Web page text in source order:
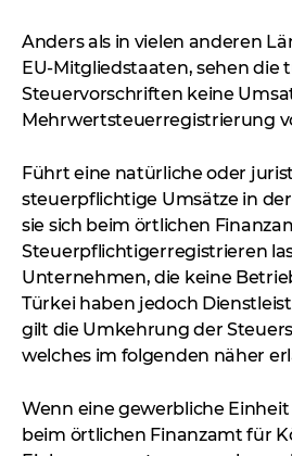
Anders als in vielen anderen
EU-Mitgliedstaaten, sehen die
Steuervorschriften keine
Mehrwertsteuerregistrierung
Führt eine natürliche oder
steuerpflichtige Umsätze in
sie sich beim örtlichen
Steuerpflichtigerregistrieren
Unternehmen, die keine
Türkei haben jedoch
gilt die Umkehrung der
welches im folgenden näher
Wenn eine gewerbliche
beim örtlichen Finanzamt für